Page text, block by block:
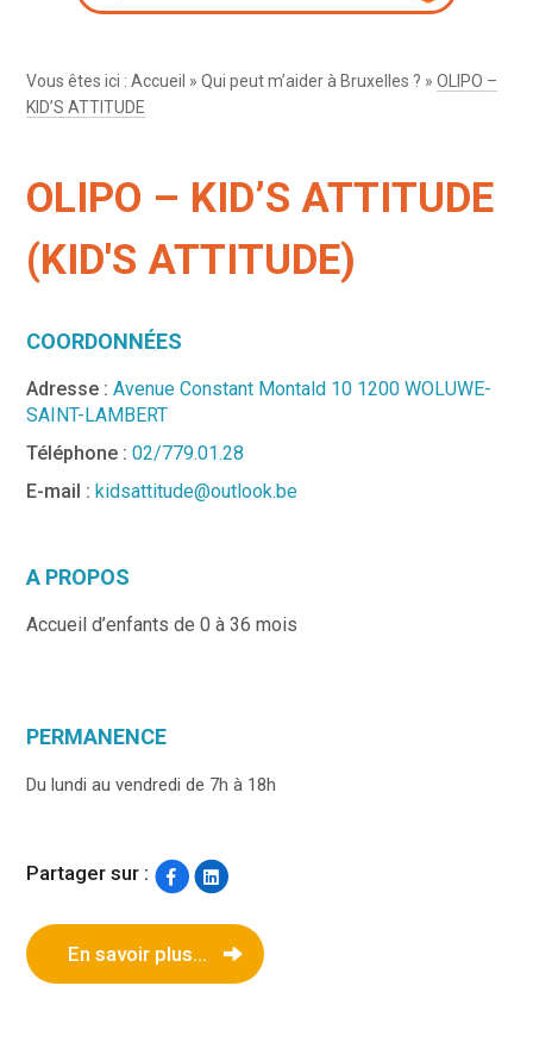
Vous êtes ici :Accueil »Qui peut m’aider à Bruxelles ? »OLIPO –
KID’S ATTITUDE
OLIPO – KID’S ATTITUDE
(KID'S ATTITUDE)
COORDONNÉES
Adresse : Avenue Constant Montald 10 1200 WOLUWE-
SAINT-LAMBERT
Téléphone :02/779.01.28
E-mail : kidsattitude@outlook.be
A PROPOS
Accueil d’enfants de 0 à 36 mois
PERMANENCE
Du lundi au vendredi de 7h à 18h
Partager sur :
En savoir plus...